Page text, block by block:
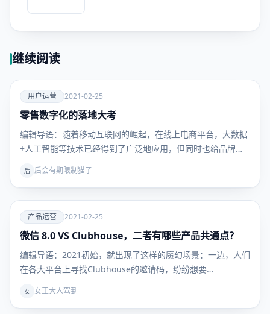
继续阅读
爱
用户运
营
用户运营 2021-02-25
零售数字化的落地大考
编辑导语：随着移动互联网的崛起，在线上电商平台，大数据
+人工智能等技术已经得到了广泛地应用，但同时也给品牌商
后 后会有期限制猫了
爱
产品运
营
产品运营 2021-02-25
微信 8.0 VS Clubhouse，二者有哪些产品共通点？
编辑导语：2021初始，就出现了这样的魔幻场景：一边，人们
在各大平台上寻找Clubhouse的邀请码，纷纷想要…
女 女王大人驾到